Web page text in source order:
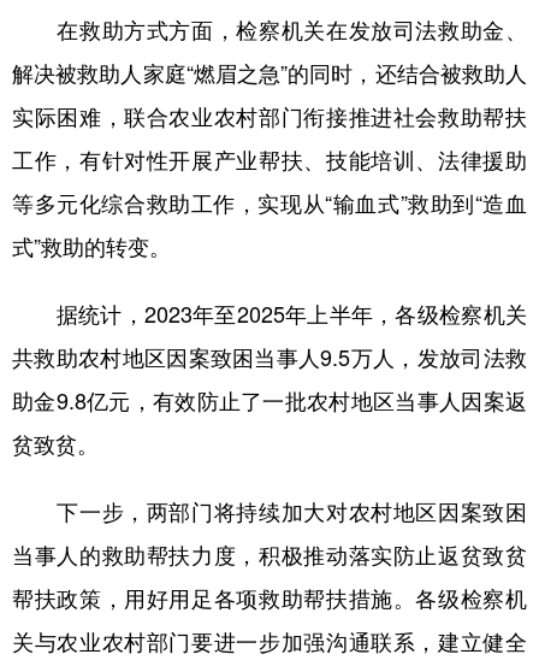
辽宁 吉林 上海 江苏
浙江 安徽 福建 江西
山东 河南 湖北 湖南
Русский язык 日本語 한국어
在救助方式方面，检察机关在发放司法救助金、
解决被救助人家庭“燃眉之急”的同时，还结合被救助人
实际困难，联合农业农村部门衔接推进社会救助帮扶
工作，有针对性开展产业帮扶、技能培训、法律援助
等多元化综合救助工作，实现从“输血式”救助到“造血
式”救助的转变。
据统计，2023年至2025年上半年，各级检察机关
共救助农村地区因案致困当事人9.5万人，发放司法救
助金9.8亿元，有效防止了一批农村地区当事人因案返
贫致贫。
下一步，两部门将持续加大对农村地区因案致困
当事人的救助帮扶力度，积极推动落实防止返贫致贫
帮扶政策，用好用足各项救助帮扶措施。各级检察机
关与农业农村部门要进一步加强沟通联系，建立健全